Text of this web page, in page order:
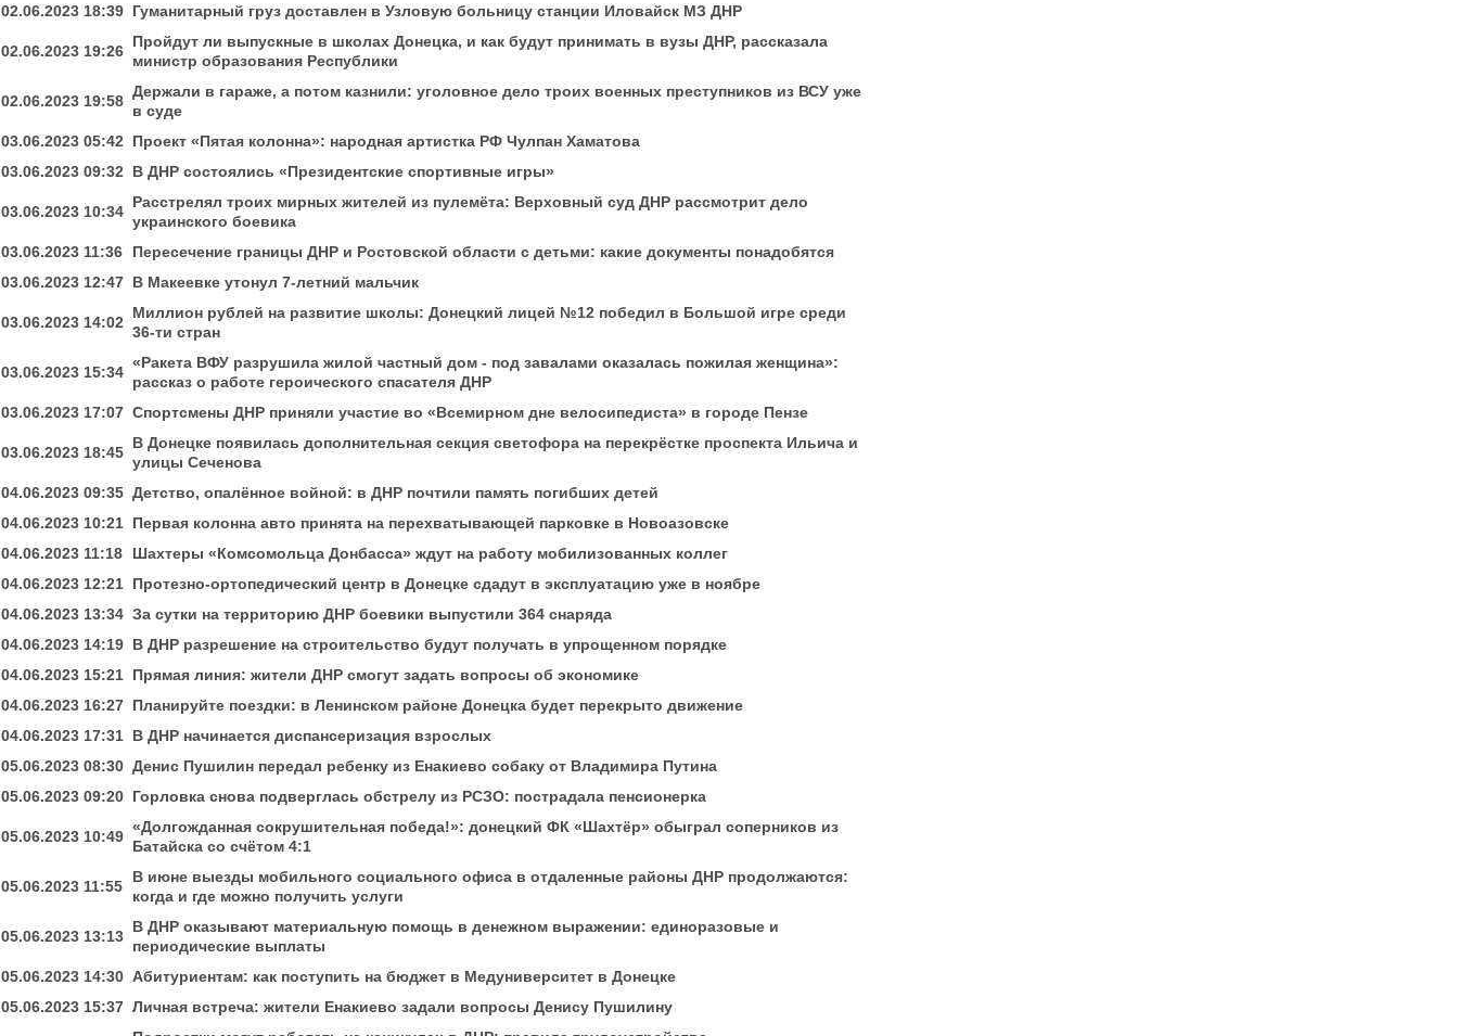
02.06.2023 18:39 Гуманитарный груз доставлен в Узловую больницу станции Иловайск МЗ ДНР
02.06.2023 19:26
Пройдут ли выпускные в школах Донецка, и как будут принимать в вузы ДНР, рассказала
министр образования Республики
02.06.2023 19:58
Держали в гараже, а потом казнили: уголовное дело троих военных преступников из ВСУ уже
в суде
03.06.2023 05:42
Проект «Пятая колонна»: народная артистка РФ Чулпан Хаматова
03.06.2023 09:32
В ДНР состоялись «Президентские спортивные игры»
03.06.2023 10:34
Расстрелял троих мирных жителей из пулемёта: Верховный суд ДНР рассмотрит дело
украинского боевика
03.06.2023 11:36
Пересечение границы ДНР и Ростовской области с детьми: какие документы понадобятся
03.06.2023 12:47 В Макеевке утонул 7-летний мальчик
03.06.2023 14:02
Миллион рублей на развитие школы: Донецкий лицей №12 победил в Большой игре среди
36-ти стран
03.06.2023 15:34
«Ракета ВФУ разрушила жилой частный дом - под завалами оказалась пожилая женщина»:
рассказ о работе героического спасателя ДНР
03.06.2023 17:07 Спортсмены ДНР приняли участие во «Всемирном дне велосипедиста» в городе Пензе
03.06.2023 18:45
В Донецке появилась дополнительная секция светофора на перекрёстке проспекта Ильича и
улицы Сеченова
04.06.2023 09:35 Детство, опалённое войной: в ДНР почтили память погибших детей
04.06.2023 10:21 Первая колонна авто принята на перехватывающей парковке в Новоазовске
04.06.2023 11:18
Шахтеры «Комсомольца Донбасса» ждут на работу мобилизованных коллег
04.06.2023 12:21 Протезно-ортопедический центр в Донецке сдадут в эксплуатацию уже в ноябре
04.06.2023 13:34 За сутки на территорию ДНР боевики выпустили 364 снаряда
04.06.2023 14:19 В ДНР разрешение на строительство будут получать в упрощенном порядке
04.06.2023 15:21 Прямая линия: жители ДНР смогут задать вопросы об экономике
04.06.2023 16:27 Планируйте поездки: в Ленинском районе Донецка будет перекрыто движение
04.06.2023 17:31 В ДНР начинается диспансеризация взрослых
05.06.2023 08:30 Денис Пушилин передал ребенку из Енакиево собаку от Владимира Путина
05.06.2023 09:20 Горловка снова подверглась обстрелу из РСЗО: пострадала пенсионерка
05.06.2023 10:49
«Долгожданная сокрушительная победа!»: донецкий ФК «Шахтёр» обыграл соперников из
Батайска со счётом 4:1
05.06.2023 11:55
В июне выезды мобильного социального офиса в отдаленные районы ДНР продолжаются:
когда и где можно получить услуги
05.06.2023 13:13
В ДНР оказывают материальную помощь в денежном выражении: единоразовые и
периодические выплаты
05.06.2023 14:30 Абитуриентам: как поступить на бюджет в Медуниверситет в Донецке
05.06.2023 15:37 Личная встреча: жители Енакиево задали вопросы Денису Пушилину